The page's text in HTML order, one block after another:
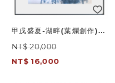
甲戌盛夏-湖畔(葉爛創作)-
y16667 畫作系列-國畫
NT$ 20,000
NT$ 16,000